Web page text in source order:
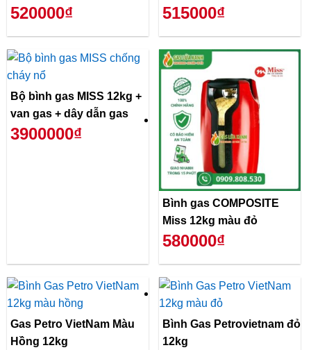
520000₫ 515000₫
Bộ bình gas MISS 12kg +
van gas + dây dẫn gas
3900000₫
Bình gas COMPOSITE
Miss 12kg màu đỏ
580000₫
Gas Petro VietNam Màu
Hồng 12kg
Bình Gas Petrovietnam đỏ
12kg